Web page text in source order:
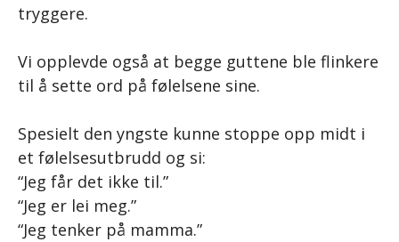
tryggere.
Vi opplevde også at begge guttene ble flinkere
til å sette ord på følelsene sine.
Spesielt den yngste kunne stoppe opp midt i
et følelsesutbrudd og si:
“Jeg får det ikke til.”
“Jeg er lei meg.”
“Jeg tenker på mamma.”